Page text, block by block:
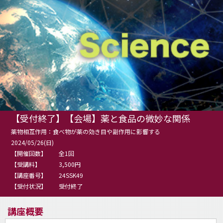
【受付終了】【会場】薬と食品の微妙な関係
薬物相互作用：食べ物が薬の効き目や副作用に影響する
2024/05/26(日)
【開催回数】
全1回
【受講料】
3,500円
【講座番号】
24SSK49
【受付状況】
受付終了
講座概要